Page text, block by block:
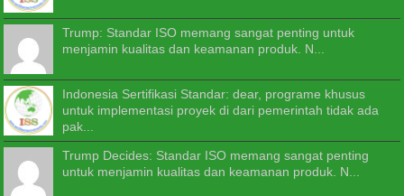
Trump: Standar ISO memang sangat penting untuk
menjamin kualitas dan keamanan produk. N...
Indonesia Sertifikasi Standar: dear, programe khusus
untuk implementasi proyek di dari pemerintah tidak ada
pak...
Trump Decides: Standar ISO memang sangat penting
untuk menjamin kualitas dan keamanan produk. N...